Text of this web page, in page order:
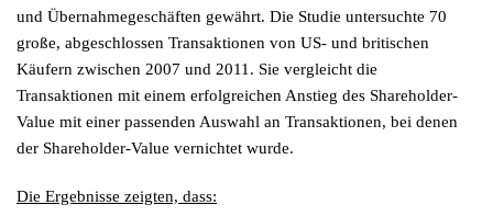
und Übernahmegeschäften gewährt. Die Studie untersuchte 70
große, abgeschlossen Transaktionen von US- und britischen
Käufern zwischen 2007 und 2011. Sie vergleicht die
Transaktionen mit einem erfolgreichen Anstieg des Shareholder-
Value mit einer passenden Auswahl an Transaktionen, bei denen
der Shareholder-Value vernichtet wurde.
Die Ergebnisse zeigten, dass: